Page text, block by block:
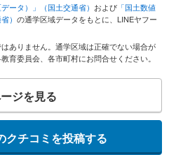
ータ）」（国土交通省） および 「国土数値
） の通学区域データをもとに、LINEヤフー
ありません。通学区域は正確でない場合が
育委員会、各市町村にお問合せください。
ジを見る
クチコミを投稿する